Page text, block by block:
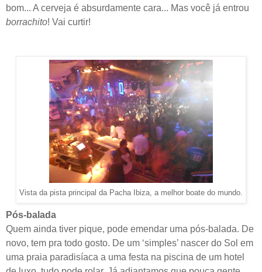
bom... A cerveja é absurdamente cara... Mas você já entrou
borrachito! Vai curtir!
Vista da pista principal da Pacha Ibiza, a melhor boate do mundo.
Pós-balada
Quem ainda tiver pique, pode emendar uma pós-balada. De
novo, tem pra todo gosto. De um ‘simples’ nascer do Sol em
uma praia paradisíaca a uma festa na piscina de um hotel